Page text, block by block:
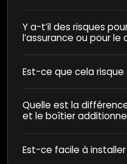
Y a-t’il des risques
l’assurance ou pour
Est-ce que cela risque
Quelle est la
et le boîtier
Est-ce facile à installer